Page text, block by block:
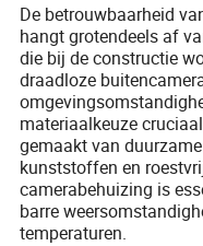
De betrouwbaarheid
hangt grotendeels af
die bij de constructie
draadloze
materiaalkeuze
gemaakt van
kunststoffen en
camerabehuizing is
barre
temperaturen.